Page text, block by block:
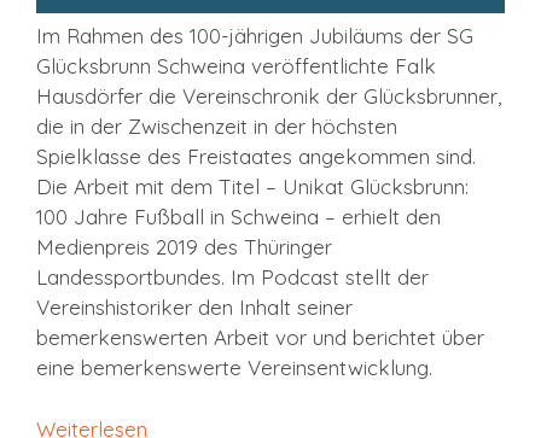
Im Rahmen des 100-jährigen Jubiläums der SG
Glücksbrunn Schweina veröffentlichte Falk
Hausdörfer die Vereinschronik der Glücksbrunner,
die in der Zwischenzeit in der höchsten
Spielklasse des Freistaates angekommen sind.
Die Arbeit mit dem Titel – Unikat Glücksbrunn:
100 Jahre Fußball in Schweina – erhielt den
Medienpreis 2019 des Thüringer
Landessportbundes. Im Podcast stellt der
Vereinshistoriker den Inhalt seiner
bemerkenswerten Arbeit vor und berichtet über
eine bemerkenswerte Vereinsentwicklung.
Weiterlesen